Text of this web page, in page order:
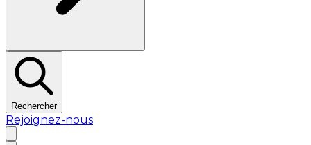
Rechercher
Rejoignez-nous